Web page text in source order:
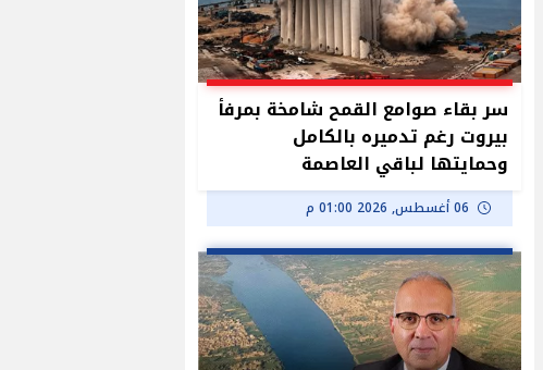
سر بقاء صوامع القمح شامخة بمرفأ
بيروت رغم تدميره بالكامل
وحمايتها لباقي العاصمة
06 أغسطس, 2026 01:00 م